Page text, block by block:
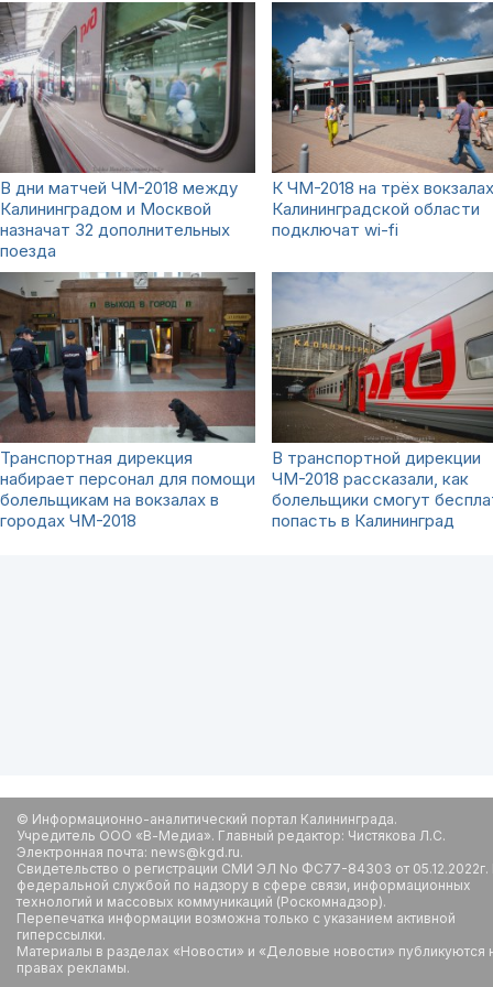
В дни матчей ЧМ-2018 между
Калининградом и Москвой
назначат 32 дополнительных
поезда
К ЧМ-2018 на трёх
Калининградской области
подключат wi-fi
Транспортная дирекция
набирает персонал для помощи
болельщикам на вокзалах в
городах ЧМ-2018
В транспортной дирекции
ЧМ-2018 рассказали, как
болельщики смогут
попасть в Калининград
© Информационно-аналитический портал Калининграда.
Учредитель ООО «В-Медиа». Главный редактор: Чистякова Л.С.
Электронная почта: news@kgd.ru.
Свидетельство о регистрации СМИ ЭЛ No ФС77-84303 от
федеральной службой по надзору в сфере связи, информационных
технологий и массовых коммуникаций (Роскомнадзор).
Перепечатка информации возможна только с указанием активной
гиперссылки.
Материалы в разделах «Новости» и «Деловые новости» публикуются
правах рекламы.